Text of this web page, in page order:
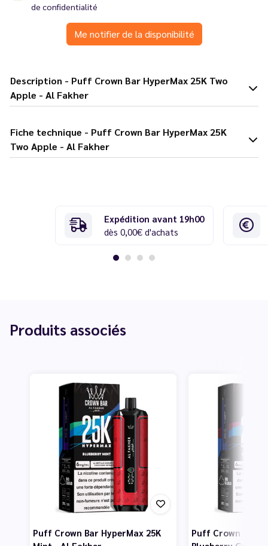
de confidentialité
Me notifier de la disponibilité
Description - Puff Crown Bar HyperMax 25K Two
Apple - Al Fakher
Fiche technique - Puff Crown Bar HyperMax 25K
Two Apple - Al Fakher
Expédition avant 19h00
dès 0,00€ d'achats
Produits associés
Puff Crown Bar HyperMax 25K
Puff Crown Bar